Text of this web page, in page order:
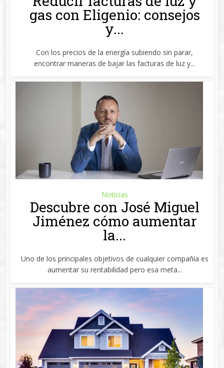
gas con Eligenio: consejos
y...
Con los precios de la energía subiendo sin parar,
encontrar maneras de bajar las facturas de luz y...
Noticias
Descubre con José Miguel
Jiménez cómo aumentar
la...
Uno de los principales objetivos de cualquier compañía es
aumentar su rentabilidad pero esa meta...